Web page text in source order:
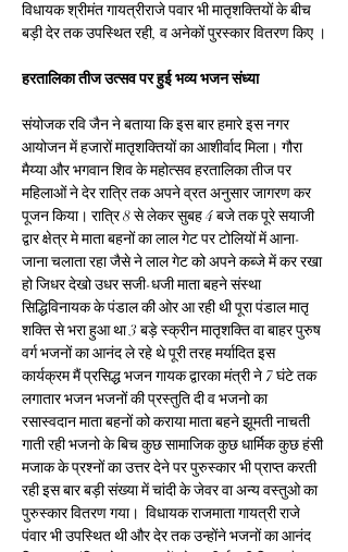
विधायक श्रीमंत गायत्रीराजे पवार भी मातृशक्तियों के बीच
बड़ी देर तक उपस्थित रही, व अनेकों पुरस्कार वितरण किए ।
हरतालिका तीज उत्सव पर हुई भव्य भजन संध्या
संयोजक रवि जैन ने बताया कि इस बार हमारे इस नगर
आयोजन में हजारों मातृशक्तियों का आशीर्वाद मिला। गौरा
मैय्या और भगवान शिव के महोत्सव हरतालिका तीज पर
महिलाओं ने देर रात्रि तक अपने व्रत अनुसार जागरण कर
पूजन किया। रात्रि 8 से लेकर सुबह 4 बजे तक पूरे सयाजी
द्वार क्षेत्र मे माता बहनों का लाल गेट पर टोलियों में आना-
जाना चलाता रहा जैसे ने लाल गेट को अपने कब्जे में कर रखा
हो जिधर देखो उधर सजी-धजी माता बहने संस्था
सिद्धिविनायक के पंडाल की ओर आ रही थी पूरा पंडाल मातृ
शक्ति से भरा हुआ था 3 बड़े स्क्रीन मातृशक्ति वा बाहर पुरुष
वर्ग भजनों का आनंद ले रहे थे पूरी तरह मर्यादित इस
कार्यक्रम मैं प्रसिद्ध भजन गायक द्वारका मंत्री ने 7 घंटे तक
लगातार भजन भजनों की प्रस्तुति दी व भजनो का
रसास्वदान माता बहनों को कराया माता बहने झूमती नाचती
गाती रही भजनो के बिच कुछ सामाजिक कुछ धार्मिक कुछ हंसी
मजाक के प्रश्नों का उत्तर देने पर पुरुस्कार भी प्राप्त करती
रही इस बार बड़ी संख्या में चांदी के जेवर वा अन्य वस्तुओ का
पुरुस्कार वितरण गया।  विधायक राजमाता गायत्री राजे
पंवार भी उपस्थित थी और देर तक उन्होंने भजनों का आनंद